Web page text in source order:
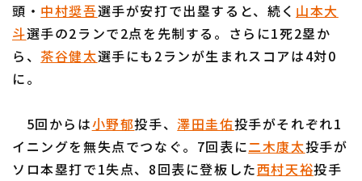
頭・ 中村奨吾選手が安打で出塁すると、続く 山本大
斗選手の2ランで2点を先制する。さらに1死2塁か
ら、 茶谷健太選手にも2ランが生まれスコアは4対0
に。
5回からは小野郁投手、澤田圭佑投手がそれぞれ1
イニングを無失点でつなぐ。7回表に二木康太投手が
ソロ本塁打で1失点、8回表に登板した西村天裕投手